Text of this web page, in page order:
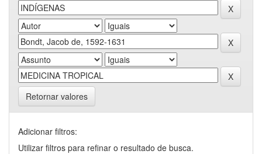
Retornar valores
Adicionar filtros:
Utilizar filtros para refinar o resultado de busca.